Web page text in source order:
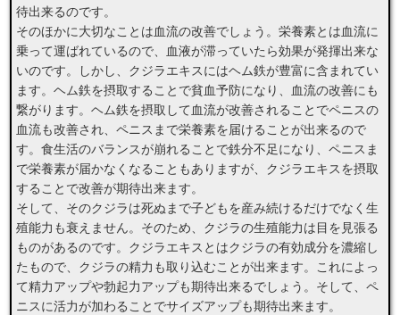
待出来るのです。
そのほかに大切なことは血流の改善でしょう。栄養素とは血流に
乗って運ばれているので、血液が滞っていたら効果が発揮出来な
いのです。しかし、クジラエキスにはヘム鉄が豊富に含まれてい
ます。ヘム鉄を摂取することで貧血予防になり、血流の改善にも
繋がります。ヘム鉄を摂取して血流が改善されることでペニスの
血流も改善され、ペニスまで栄養素を届けることが出来るので
す。食生活のバランスが崩れることで鉄分不足になり、ペニスま
で栄養素が届かなくなることもありますが、クジラエキスを摂取
することで改善が期待出来ます。
そして、そのクジラは死ぬまで子どもを産み続けるだけでなく生
殖能力も衰えません。そのため、クジラの生殖能力は目を見張る
ものがあるのです。クジラエキスとはクジラの有効成分を濃縮し
たもので、クジラの精力も取り込むことが出来ます。これによっ
て精力アップや勃起力アップも期待出来るでしょう。そして、ペ
ニスに活力が加わることでサイズアップも期待出来ます。